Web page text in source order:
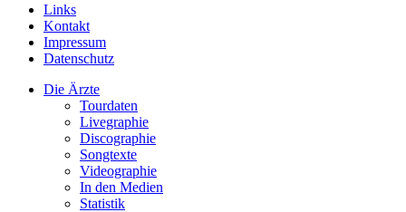
Links
Kontakt
Impressum
Datenschutz
Die Ärzte
Tourdaten
Livegraphie
Discographie
Songtexte
Videographie
In den Medien
Statistik